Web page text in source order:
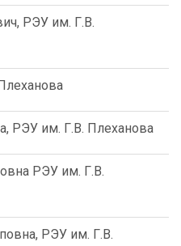
РЭУ им. Г.В.
РЭУ им. Г.В. Плеханова
РЭУ им. Г.В.
РЭУ им. Г.В.